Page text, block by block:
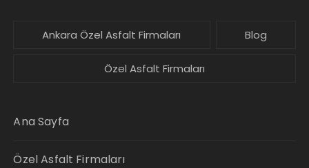
Ankara Özel Asfalt Firmaları Blog
Özel Asfalt Firmaları
Ana Sayfa
Özel Asfalt Firmaları